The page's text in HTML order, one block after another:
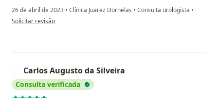
26 de abril de 2023 • Clínica Juarez Dornelas • Consulta urologista •
na opinião do utilizador Jonata
Solicitar revisão
Carlos Augusto da Silveira
Consulta verificada